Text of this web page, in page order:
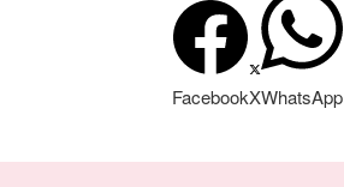
FacebookXWhatsApp